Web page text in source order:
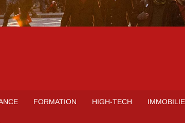
FORMATION HIGH-TECH